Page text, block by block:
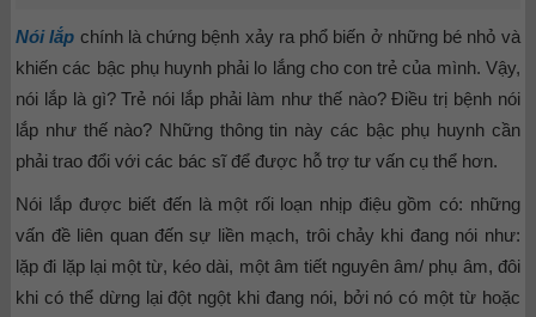
Nói lắp chính là chứng bệnh xảy ra phổ biến ở những bé nhỏ và
khiến các bậc phụ huynh phải lo lắng cho con trẻ của mình. Vậy,
nói lắp là gì? Trẻ nói lắp phải làm như thế nào? Điều trị bệnh nói
lắp như thế nào? Những thông tin này các bậc phụ huynh cần
phải trao đổi với các bác sĩ để được hỗ trợ tư vấn cụ thể hơn.
Nói lắp được biết đến là một rối loạn nhịp điệu gồm có: những
vấn đề liên quan đến sự liền mạch, trôi chảy khi đang nói như:
lặp đi lặp lại một từ, kéo dài, một âm tiết nguyên âm/ phụ âm, đôi
khi có thể dừng lại đột ngột khi đang nói, bởi nó có một từ hoặc